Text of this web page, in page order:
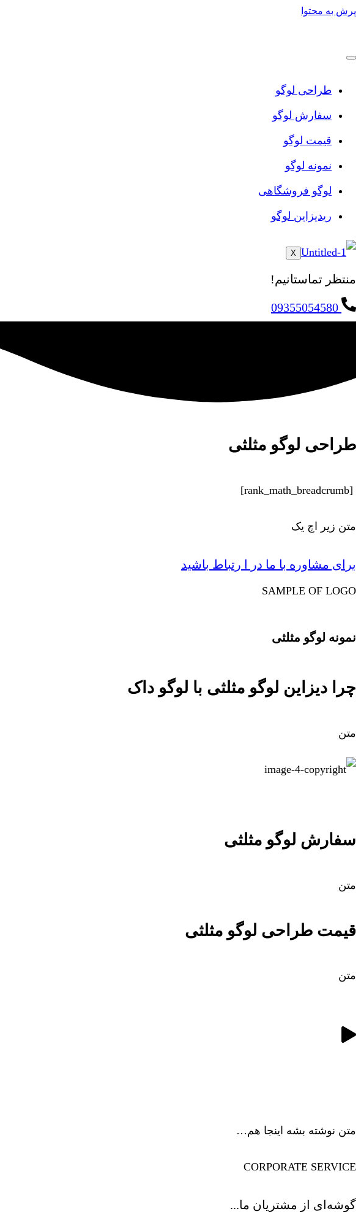
پرش به محتوا
طراحی لوگو
سفارش لوگو
قیمت لوگو
نمونه لوگو
لوگو فروشگاهی
ریدیزاین لوگو
X
منتظر تماستانیم!
09355054580
طراحی لوگو مثلثی
[rank_math_breadcrumb]
متن زیر اچ یک
برای مشاوره با ما در ا رتباط باشید
SAMPLE OF LOGO
نمونه لوگو مثلثی
چرا دیزاین لوگو مثلثی با لوگو داک
متن
سفارش لوگو مثلثی
متن
قیمت طراحی لوگو مثلثی
متن
متن نوشته بشه اینجا هم…
CORPORATE SERVICE
گوشه‌ای از مشتریان ما...